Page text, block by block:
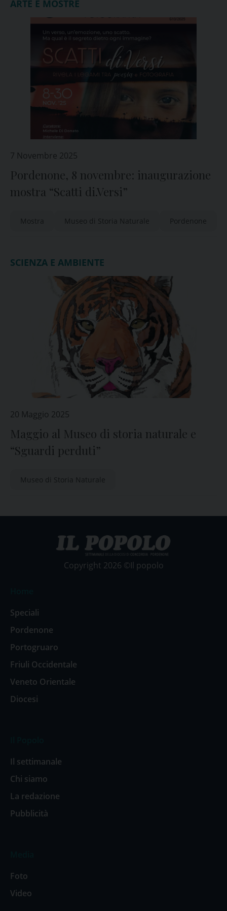
ARTE E MOSTRE
7 Novembre 2025
Pordenone, 8 novembre: inaugurazione
mostra “Scatti di.Versi”
Mostra Museo di Storia Naturale Pordenone
SCIENZA E AMBIENTE
20 Maggio 2025
Maggio al Museo di storia naturale e
“Sguardi perduti”
Museo di Storia Naturale
Copyright 2026 ©Il popolo
Speciali
Pordenone
Portogruaro
Friuli Occidentale
Veneto Orientale
Diocesi
Il settimanale
Chi siamo
La redazione
Pubblicità
Foto
Video